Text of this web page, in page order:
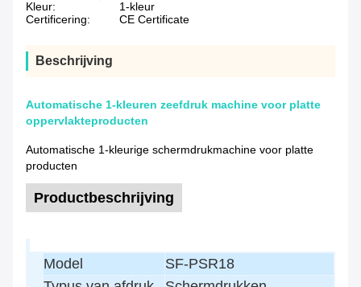
Kleur:
1-kleur
Certificering:
CE Certificate
Beschrijving
Automatische 1-kleuren zeefdruk machine voor platte
oppervlakteproducten
Automatische 1-kleurige schermdrukmachine voor platte
producten
Productbeschrijving
Model
SF-PSR18